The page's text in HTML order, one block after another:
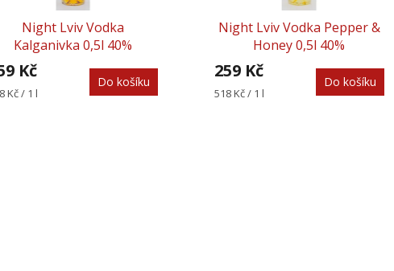
Night Lviv Vodka
Kalganivka 0,5l 40%
Kč
Kč / 1 l
Do košíku
Night Lviv Vodka Pepper &
Honey 0,5l 40%
259 Kč
Měrná
518 Kč / 1 l
Do košíku